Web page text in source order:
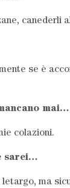
canederli
se è
mai…
colazioni.
sarei…
letargo, ma